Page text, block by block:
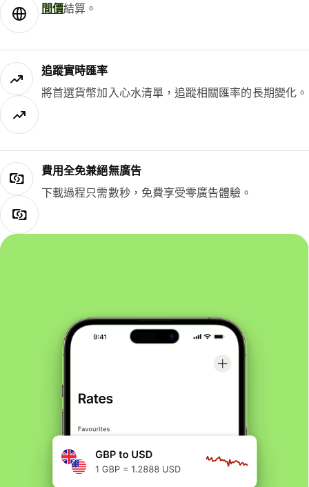
間價結算。
追蹤實時匯率
將首選貨幣加入心水清單，追蹤相關匯率的長期變化。
費用全免兼絕無廣告
下載過程只需數秒，免費享受零廣告體驗。